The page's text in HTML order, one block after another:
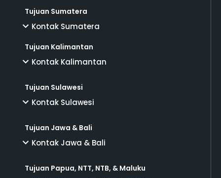
Tujuan Sumatera
Kontak Sumatera
Tujuan Kalimantan
Kontak Kalimantan
Tujuan Sulawesi
Kontak Sulawesi
Tujuan Jawa & Bali
Kontak Jawa & Bali
Tujuan Papua, NTT, NTB, & Maluku